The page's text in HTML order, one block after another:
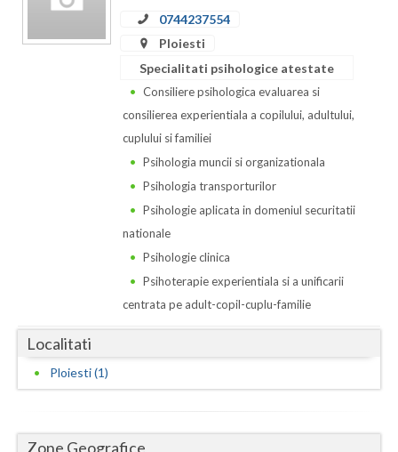
Hunedoara
Ialomita
0744237554
Ploiesti
Specialitati psihologice atestate
Consiliere psihologica evaluarea si
consilierea experientiala a copilului, adultului,
cuplului si familiei
Psihologia muncii si organizationala
Psihologia transporturilor
Psihologie aplicata in domeniul securitatii
nationale
Psihologie clinica
Psihoterapie experientiala si a unificarii
centrata pe adult-copil-cuplu-familie
Localitati
Ploiesti (1)
Zone Geografice